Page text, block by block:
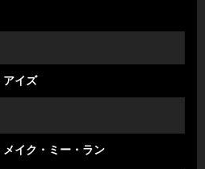
アイズ
メイク・ミー・ラン